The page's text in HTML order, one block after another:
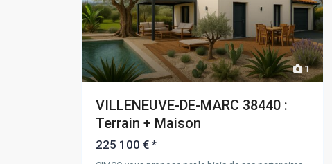
1
VILLENEUVE-DE-MARC 38440 :
Terrain + Maison
225 100 € *